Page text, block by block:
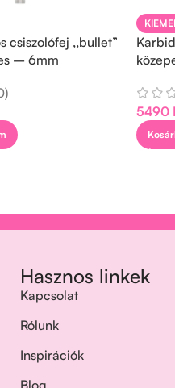
csiszolófej ,,bullet”
– 6mm
5490
Hasznos linkek
Kapcsolat
Rólunk
Inspirációk
Blog